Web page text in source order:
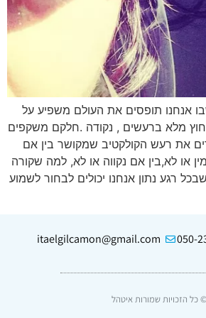
אנחנו תופסים את העולם משפיע על
מלא ברעשים , נקודה .חלקם משקפים
את רעש הקולקטיב שמקושר בין אם
או לא,בין אם נקווה או לא, למה שקורה
רגע נתון אנחנו יכולים לבחור לשמוע
itaelgilcamon@gmail.com
© כל הזכויות שמורות איטהל